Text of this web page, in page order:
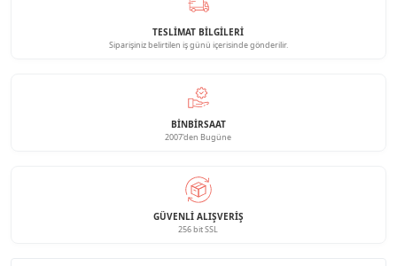
TESLİMAT BİLGİLERİ
Siparişiniz belirtilen iş günü içerisinde gönderilir.
BINBIRSAAT
2007'den Bugüne
GÜVENLI ALIŞVERIŞ
256 bit SSL